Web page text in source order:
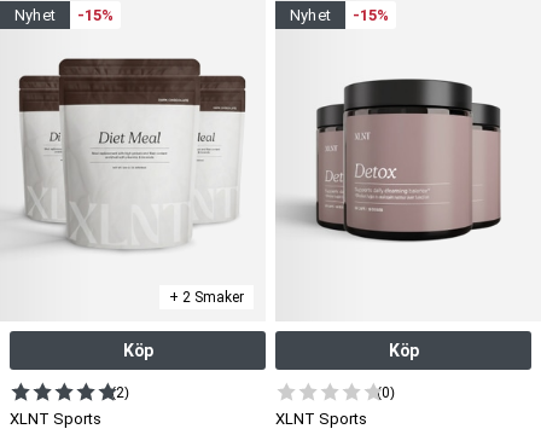
nyhet -15%
+ 2 Smaker
Köp
(2)
XLNT Sports
nyhet -15%
Köp
(0)
XLNT Sports